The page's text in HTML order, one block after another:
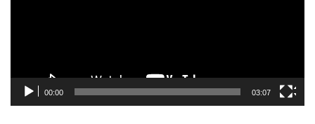
00:00 03:07